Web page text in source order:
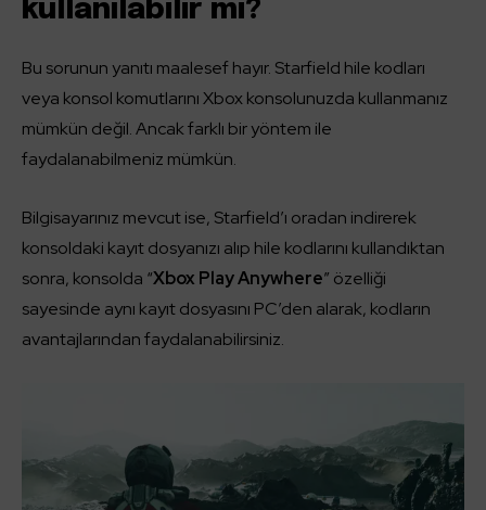
kullanılabilir mi?
Bu sorunun yanıtı maalesef hayır. Starfield hile kodları
veya konsol komutlarını Xbox konsolunuzda kullanmanız
mümkün değil. Ancak farklı bir yöntem ile
faydalanabilmeniz mümkün.
Bilgisayarınız mevcut ise, Starfield’ı oradan indirerek
konsoldaki kayıt dosyanızı alıp hile kodlarını kullandıktan
sonra, konsolda “Xbox Play Anywhere” özelliği
sayesinde aynı kayıt dosyasını PC’den alarak, kodların
avantajlarından faydalanabilirsiniz.